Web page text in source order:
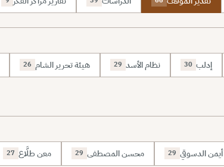
إدلب 30 نظام الأسد 29 هيئة تحرير الشام 26
أيمن الدسوقي 29 محسن المصطفى 29 معن طلَّاع 27